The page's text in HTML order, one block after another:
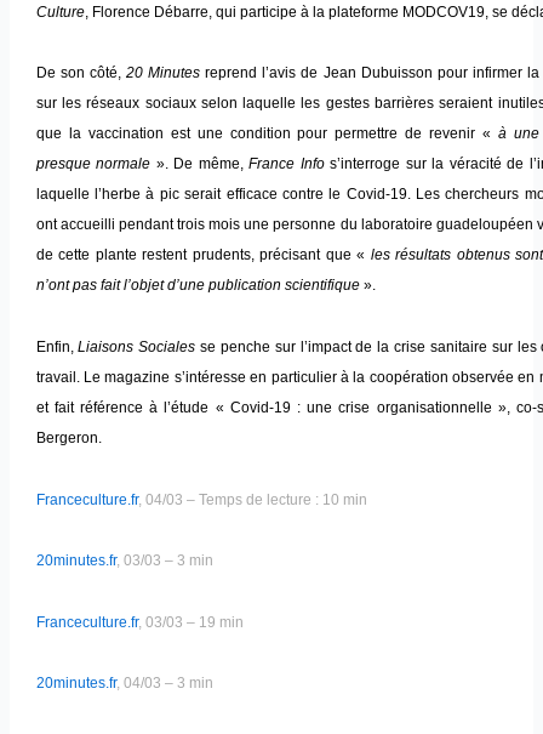
Culture, Florence Débarre, qui participe à la plateforme MODCOV19, se
De son côté, 20 Minutes reprend l’avis de Jean Dubuisson pour infirmer
sur les réseaux sociaux selon laquelle les gestes barrières seraient
que la vaccination est une condition pour permettre de revenir «à
presque normale ». De même,France Infos’interroge sur la véracité de
laquelle l’herbe à pic serait efficace contre le Covid-19. Les chercheurs
ont accueilli pendant trois mois une personne du laboratoire guadeloupéen
de cette plante restent prudents, précisant que « les résultats obtenus
n’ont pas fait l’objet d’une publication scientifique ».
Enfin,Liaisons Sociales se penche sur l’impact de la crise sanitaire sur les
travail. Le magazine s’intéresse en particulier à la coopération observée en
et fait référence à l’étude « Covid-19 : une crise organisationnelle », co-
Bergeron.
Franceculture.fr, 04/03 – Temps de lecture : 10 min
20minutes.fr, 03/03 – 3 min
Franceculture.fr, 03/03 – 19 min
20minutes.fr, 04/03 – 3 min